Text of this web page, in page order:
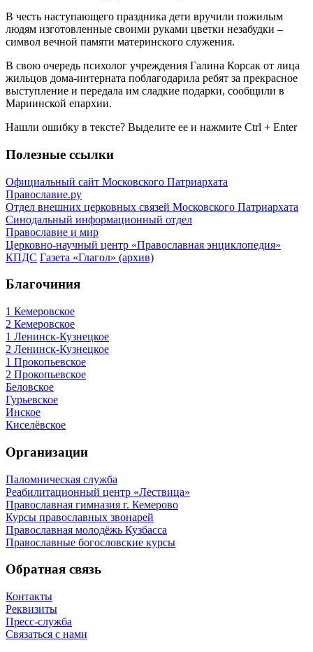
В честь наступающего праздника дети вручили пожилым
людям изготовленные своими руками цветки незабудки –
символ вечной памяти материнского служения.
В свою очередь психолог учреждения Галина Корсак от лица
жильцов дома-интерната поблагодарила ребят за прекрасное
выступление и передала им сладкие подарки, сообщили в
Мариинской епархии.
Нашли ошибку в тексте? Выделите ее и нажмите Ctrl + Enter
Полезные ссылки
Официальный сайт Московского Патриархата
Православие.ру
Отдел внешних церковных связей Московского Патриархата
Синодальный информационный отдел
Православие и мир
Церковно-научный центр «Православная энциклопедия»
КПДС Газета «Глагол» (архив)
Благочиния
1 Кемеровское
2 Кемеровское
1 Ленинск-Кузнецкое
2 Ленинск-Кузнецкое
1 Прокопьевское
2 Прокопьевское
Беловское
Гурьевское
Инское
Киселёвское
Организации
Паломническая служба
Реабилитационный центр «Лествица»
Православная гимназия г. Кемерово
Курсы православных звонарей
Православная молодёжь Кузбасса
Православные богословские курсы
Обратная связь
Контакты
Реквизиты
Пресс-служба
Связаться с нами